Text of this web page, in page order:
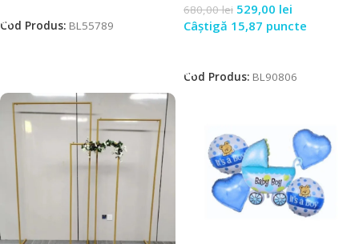
Cod Produs: BL55789
680,00lei 529,00 lei
Câștigă 15,87 puncte
Cod Produs: BL90806